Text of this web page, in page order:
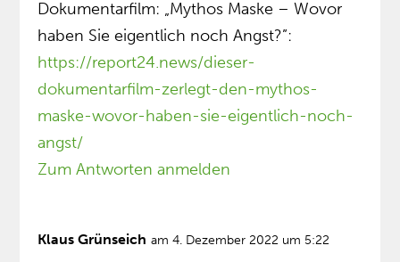
Dokumentarfilm: „Mythos Maske – Wovor
haben Sie eigentlich noch Angst?”:
https://report24.news/dieser-
dokumentarfilm-zerlegt-den-mythos-
maske-wovor-haben-sie-eigentlich-noch-
angst/
Zum Antworten anmelden
Klaus Grünseich am 4. Dezember 2022 um 5:22